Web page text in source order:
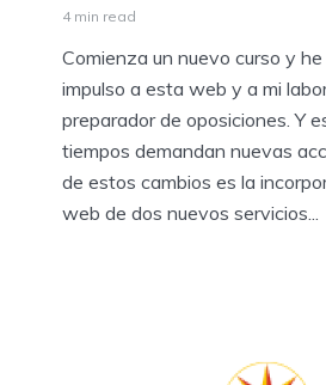
4 min read
Comienza un nuevo curso y
impulso a esta web y a mi
preparador de oposiciones. Y
tiempos demandan nuevas
de estos cambios es la
web de dos nuevos servicios...